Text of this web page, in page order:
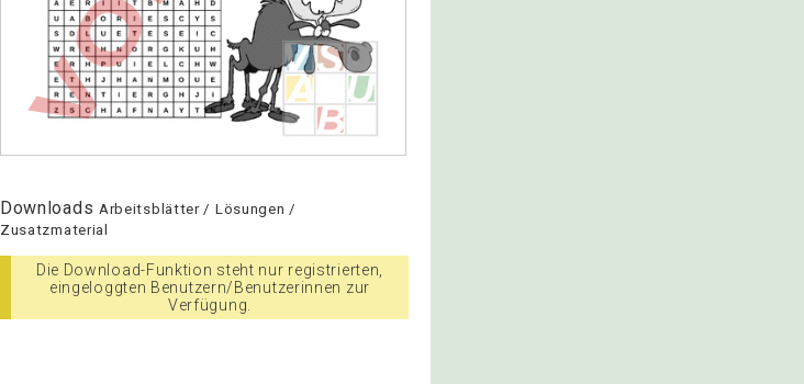
Downloads Arbeitsblätter / Lösungen /
Zusatzmaterial
Die Download-Funktion steht nur registrierten,
eingeloggten Benutzern/Benutzerinnen zur
Verfügung.